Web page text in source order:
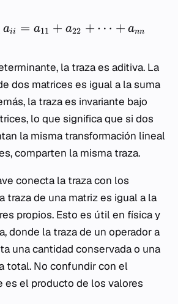
aii = a11 + a22 + ⋯ + ann
la traza es aditiva. La
dos matrices es igual a la suma
la traza es invariante bajo
lo que significa que si dos
la misma transformación lineal
comparten la misma traza.
conecta la traza con los
traza de una matriz es igual a la
propios. Esto es útil en física y
donde la traza de un operador a
una cantidad conservada o una
total. No confundir con el
es el producto de los valores